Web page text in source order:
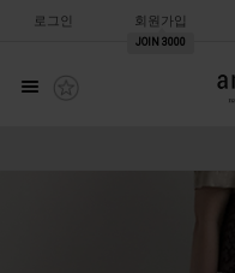
로그인 회원가입
JOIN 3000